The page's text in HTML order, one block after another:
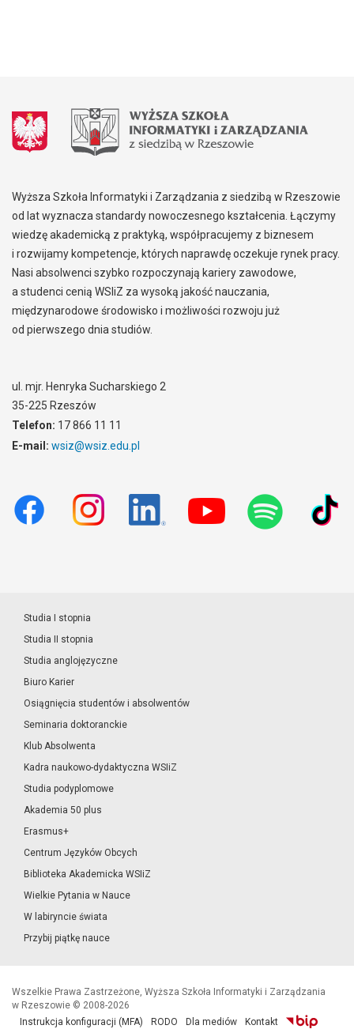
Wyższa Szkoła Informatyki i Zarządzania z siedzibą w Rzeszowie
od lat wyznacza standardy nowoczesnego kształcenia. Łączymy
wiedzę akademicką z praktyką, współpracujemy z biznesem
i rozwijamy kompetencje, których naprawdę oczekuje rynek pracy.
Nasi absolwenci szybko rozpoczynają kariery zawodowe,
a studenci cenią WSIiZ za wysoką jakość nauczania,
międzynarodowe środowisko i możliwości rozwoju już
od pierwszego dnia studiów.
ul. mjr. Henryka Sucharskiego 2
35-225 Rzeszów
Telefon: 17 866 11 11
E-mail: wsiz@wsiz.edu.pl
Studia I stopnia
Studia II stopnia
Studia anglojęzyczne
Biuro Karier
Osiągnięcia studentów i absolwentów
Seminaria doktoranckie
Klub Absolwenta
Kadra naukowo-dydaktyczna WSIiZ
Studia podyplomowe
Akademia 50 plus
Erasmus+
Centrum Języków Obcych
Biblioteka Akademicka WSIiZ
Wielkie Pytania w Nauce
W labiryncie świata
Przybij piątkę nauce
Wszelkie Prawa Zastrzeżone, Wyższa Szkoła Informatyki i Zarządzania
w Rzeszowie © 2008-2026
Instrukcja konfiguracji (MFA)
RODO Dla mediów Kontakt